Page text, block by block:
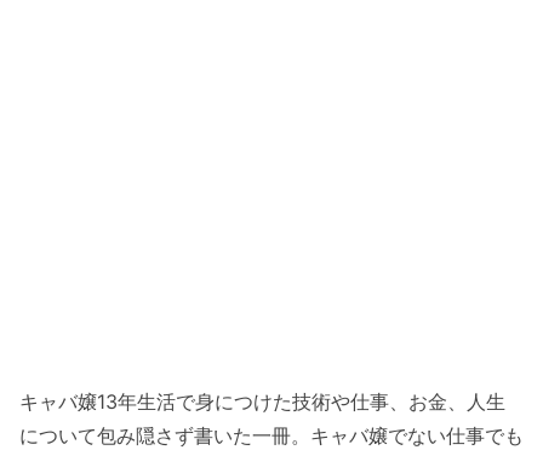
キャバ嬢13年生活で身につけた技術や仕事、お金、人生
について包み隠さず書いた一冊。キャバ嬢でない仕事でも